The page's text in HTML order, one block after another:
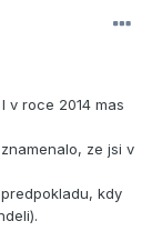
v roce 2014 mas
ze jsi v
kdy